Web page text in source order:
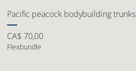
Pacific peacock bodybuilding trunks
Preço
CA$ 70,00
Flexbundle